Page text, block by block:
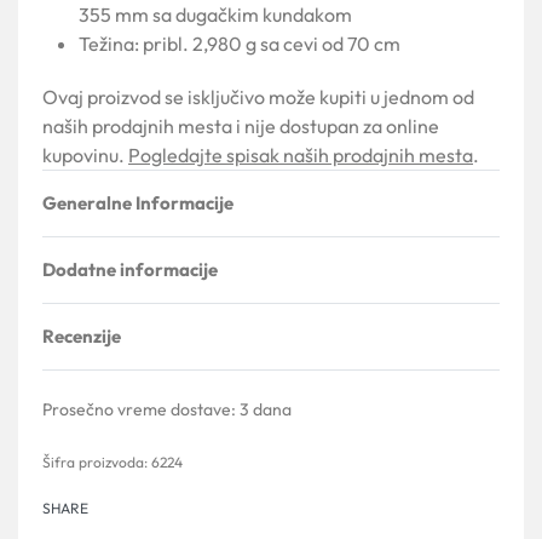
355 mm sa dugačkim kundakom
Težina: pribl. 2,980 g sa cevi od 70 cm
Ovaj proizvod se isključivo može kupiti u jednom od
naših prodajnih mesta i nije dostupan za online
kupovinu. Pogledajte spisak naših prodajnih mesta.
Generalne Informacije
Dodatne informacije
Recenzije
Prosečno vreme dostave: 3 dana
6224
SHARE